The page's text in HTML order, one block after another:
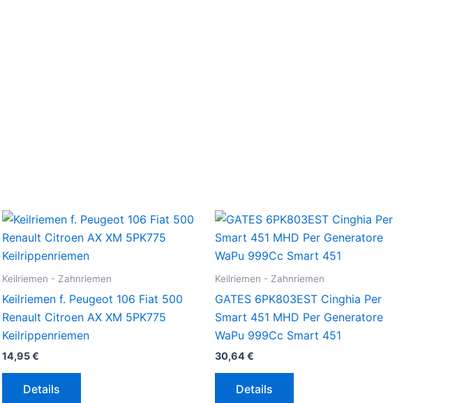
Keilriemen - Zahnriemen
Keilriemen f. Peugeot 106 Fiat 500
Renault Citroen AX XM 5PK775
Keilrippenriemen
14,95€
Details
Keilriemen - Zahnriemen
GATES 6PK803EST Cinghia Per
Smart 451 MHD Per Generatore
WaPu 999Cc Smart 451
30,64€
Details